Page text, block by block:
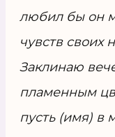
любил бы он
чувств своих
Заклинаю
пламенным
пусть (имя) в